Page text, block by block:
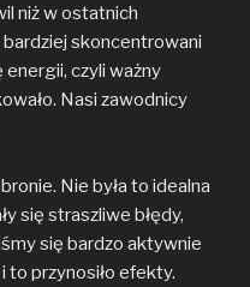
niż w ostatnich
skoncentrowani
czyli ważny
Nasi zawodnicy
Nie była to idealna
się straszliwe błędy,
się bardzo aktywnie
to przynosiło efekty.